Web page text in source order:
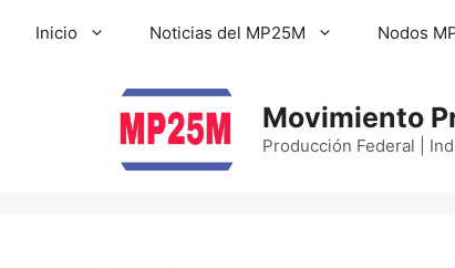
Inicio Noticias del MP25M Nodos
Movimiento
Producción Federal |